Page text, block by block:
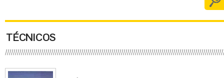
TÉCNICOS